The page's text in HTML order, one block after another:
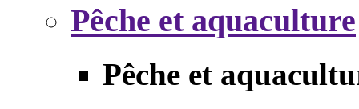
Pêche et aquaculture
Pêche et